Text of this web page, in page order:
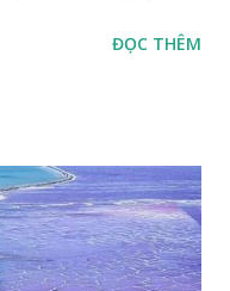
trưng là cái đuôi dài
ĐỌC THÊM